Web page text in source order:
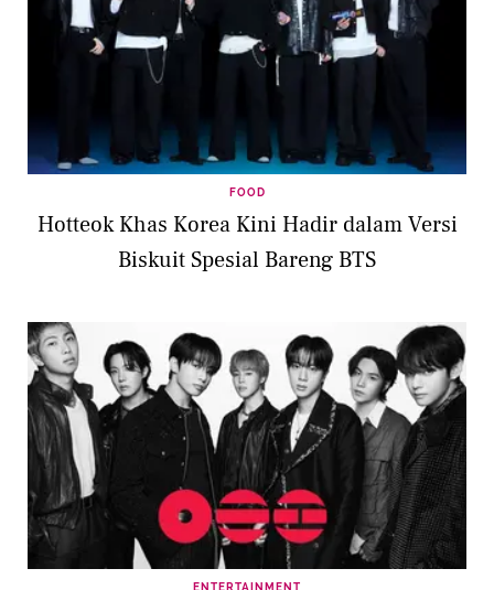
FOOD
Hotteok Khas Korea Kini Hadir dalam Versi
Biskuit Spesial Bareng BTS
ENTERTAINMENT